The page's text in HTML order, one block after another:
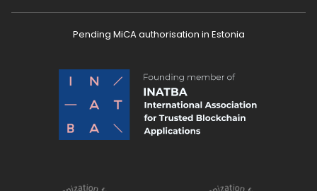
Pending MiCA authorisation in Estonia